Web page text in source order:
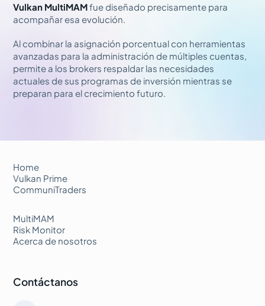
Vulkan MultiMAMfue diseñado precisamente para
acompañar esa evolución.
Al combinar la asignación porcentual con herramientas
avanzadas para la administración de múltiples cuentas,
permite a los brokers respaldar las necesidades
actuales de sus programas de inversión mientras se
preparan para el crecimiento futuro.
Home
Vulkan Prime
CommuniTraders
MultiMAM
Risk Monitor
Acerca de nosotros
Contáctanos